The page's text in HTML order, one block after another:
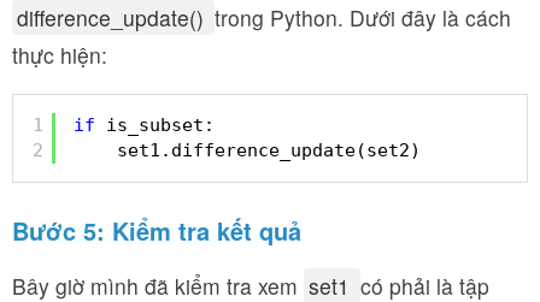
difference_update() trong Python. Dưới đây là cách
thực hiện:
1
2
if
is_subset:
set1.difference_update(set2)
Bước 5: Kiểm tra kết quả
Bây giờ mình đã kiểm tra xem set1 có phải là tập